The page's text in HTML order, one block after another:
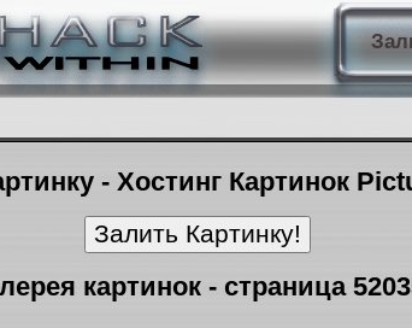
- Хостинг Картинок
картинок - страница